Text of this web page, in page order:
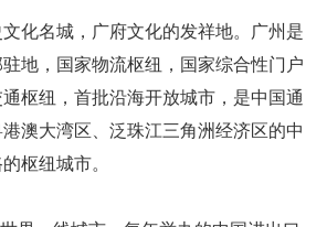
化名城，广府文化的发祥地。广州是
地，国家物流枢纽，国家综合性门户
枢纽，首批沿海开放城市，是中国通
澳大湾区、泛珠江三角洲经济区的中
枢纽城市。